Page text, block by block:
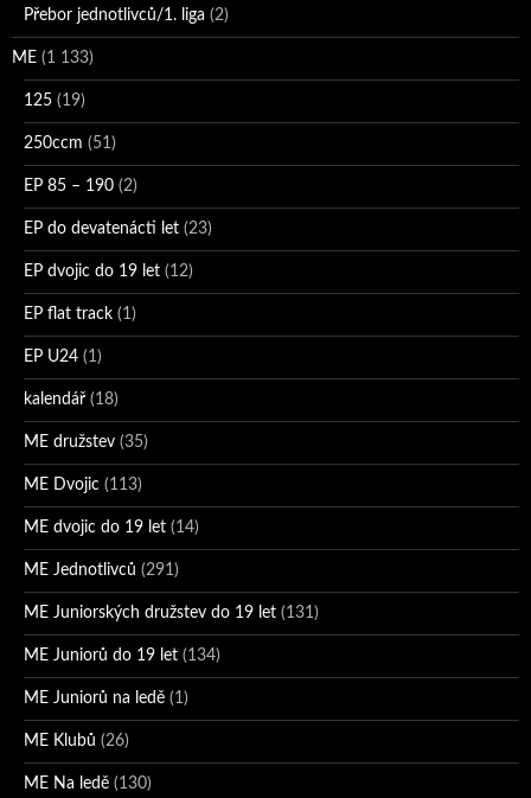
Přebor jednotlivců/1. liga (2)
ME (1 133)
125 (19)
250ccm (51)
EP 85 – 190 (2)
EP do devatenácti let (23)
EP dvojic do 19 let (12)
EP flat track (1)
EP U24 (1)
kalendář (18)
ME družstev (35)
ME Dvojic (113)
ME dvojic do 19 let (14)
ME Jednotlivců (291)
ME Juniorských družstev do 19 let (131)
ME Juniorů do 19 let (134)
ME Juniorů na ledě (1)
ME Klubů (26)
ME Na ledě (130)